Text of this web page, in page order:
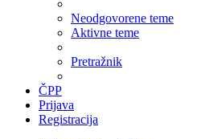
Neodgovorene teme
Aktivne teme
Pretražnik
ČPP
Prijava
Registracija